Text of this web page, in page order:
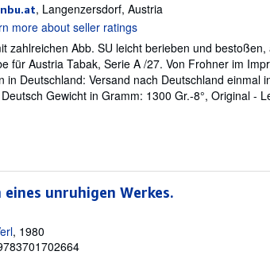
, Langenzersdorf, Austria
zahlreichen Abb. SU leicht berieben und
für Austria Tabak, Serie A /27. Von Frohner im
in Deutschland: Versand nach Deutschland einmal
Gewicht in Gramm: 1300 Gr.-8°, Original -
unruhigen Werkes.
, 1980